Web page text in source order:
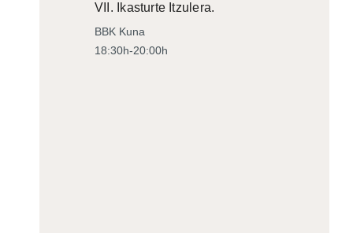
VII. Ikasturte Itzulera.
BBK Kuna
18:30h-20:00h